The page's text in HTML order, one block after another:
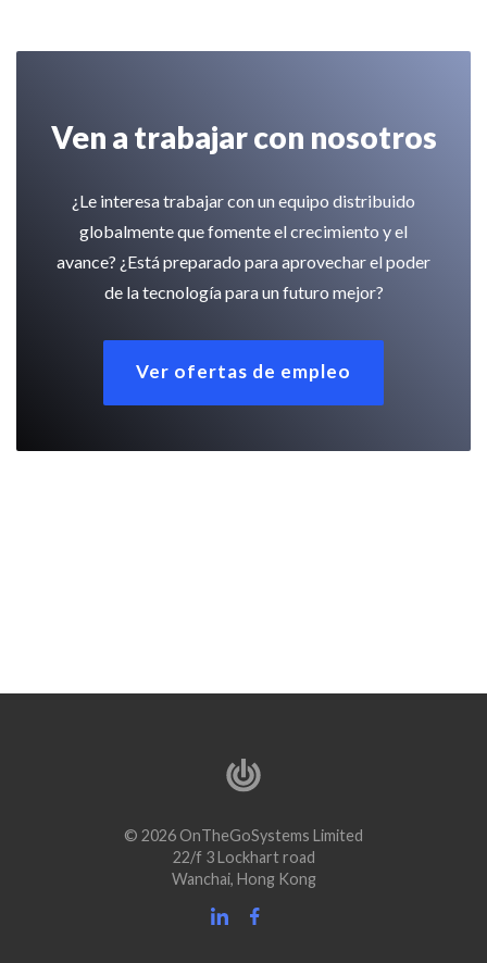
Ven a trabajar con nosotros
¿Le interesa trabajar con un equipo distribuido
globalmente que fomente el crecimiento y el
avance? ¿Está preparado para aprovechar el poder
de la tecnología para un futuro mejor?
Ver ofertas de empleo
© 2026 OnTheGoSystems Limited
22/f 3 Lockhart road
Wanchai, Hong Kong